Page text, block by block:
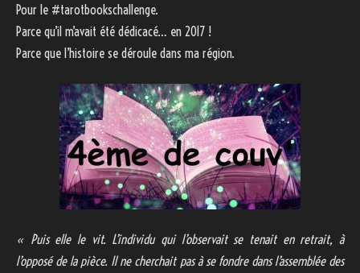
Pour le #tarotbookschallenge.
Parce qu’il m’avait été dédicacé… en 2017 !
Parce que l’histoire se déroule dans ma région.
« Puis elle le vit. L’individu qui l’observait se tenait en retrait, à
l’opposé de la pièce. Il ne cherchait pas à se fondre dans l’assemblée des